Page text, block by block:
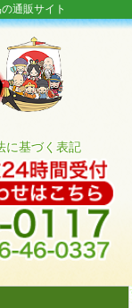
通販サイト
に基づく表記